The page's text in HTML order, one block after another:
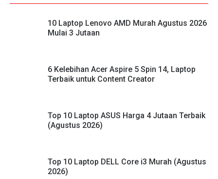
10 Laptop Lenovo AMD Murah Agustus 2026
Mulai 3 Jutaan
6 Kelebihan Acer Aspire 5 Spin 14, Laptop
Terbaik untuk Content Creator
Top 10 Laptop ASUS Harga 4 Jutaan Terbaik
(Agustus 2026)
Top 10 Laptop DELL Core i3 Murah (Agustus
2026)